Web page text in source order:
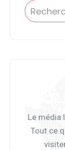
Le média
Tout ce